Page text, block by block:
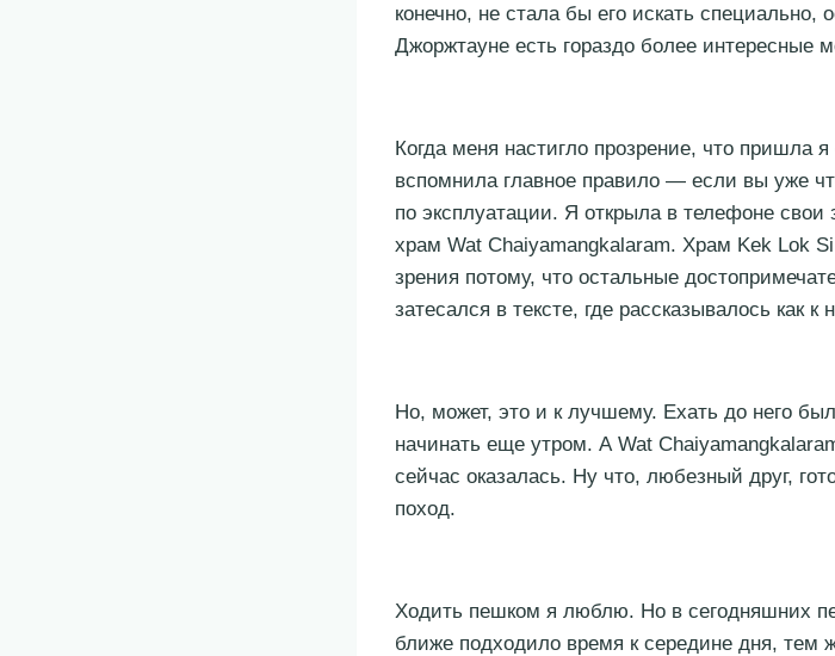
конечно, не стала бы его искать специально,
Джоржтауне есть гораздо более интересные
Когда меня настигло прозрение, что пришла
вспомнила главное правило — если вы уже
по эксплуатации. Я открыла в телефоне свои
храм Wat Chaiyamangkalaram. Храм Kek Lok
зрения потому, что остальные
затесался в тексте, где рассказывалось как к
Но, может, это и к лучшему. Ехать до него
начинать еще утром. А Wat
сейчас оказалась. Ну что, любезный друг,
поход.
Ходить пешком я люблю. Но в сегодняшних
ближе подходило время к середине дня, тем